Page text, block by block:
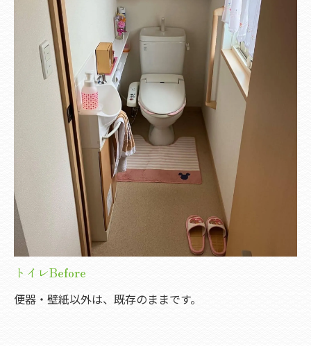
トイレBefore
便器・壁紙以外は、既存のままです。